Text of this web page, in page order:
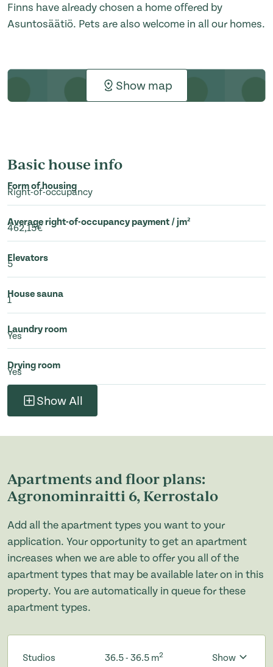
Finns have already chosen a home offered by
Asuntosäätiö. Pets are also welcome in all our homes.
Show map
Basic house info
Form of housing
Right-of-occupancy
Average right-of-occupancy payment / jm²
462,15€
Elevators
5
House sauna
1
Laundry room
Yes
Drying room
Yes
Show All
Apartments and floor plans:
Agronominraitti 6, Kerrostalo
Add all the apartment types you want to your
application. Your opportunity to get an apartment
increases when we are able to offer you all of the
apartment types that may be available later on in this
property. You are automatically in queue for these
apartment types.
Studios 36.5 - 36.5 m2 Show